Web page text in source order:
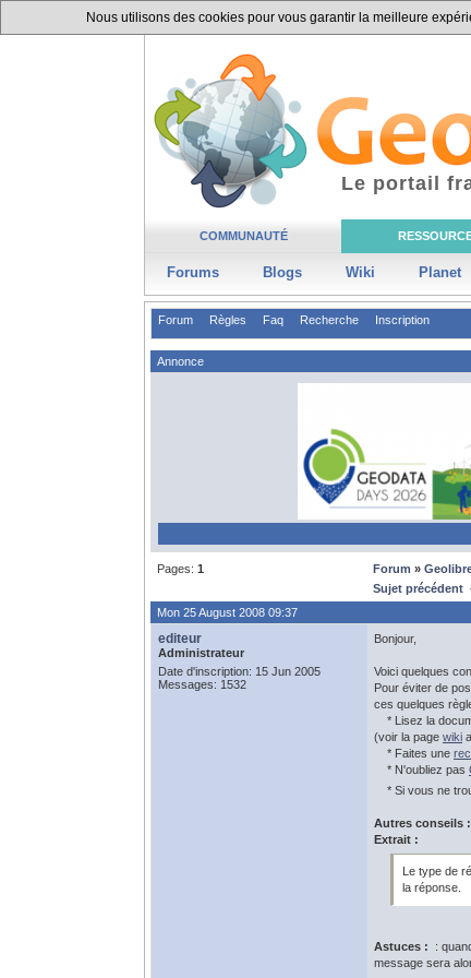
Nous utilisons des cookies pour vous garantir la meilleure
COMMUNAUTÉ
Forums Blogs Wiki Planet
Le portail
Forum Règles Faq Recherche Inscription
Annonce
Pages: 1 Forum »
Sujet précédent
Mon 25 August 2008 09:37
editeur
Administrateur
Date d'inscription: 15 Jun 2005
Messages: 1532
Bonjour,
Voici quelques
Pour éviter de
ces quelques
* Lisez la
(voir la page wiki
* Faites une
* N'oubliez pas
* Si vous ne
Autres conseils :
Extrait :
Le type de
la réponse.
Astuces : :
message sera